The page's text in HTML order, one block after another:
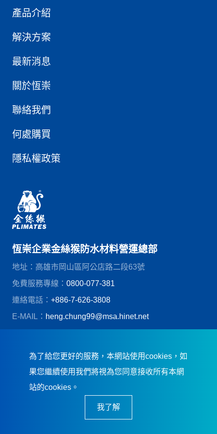
產品介紹
解決方案
最新消息
關於恆崇
聯絡我們
何處購買
隱私權政策
恆崇企業金絲猴防水材料營運總部
地址：高雄市岡山區阿公店路二段63號
免費服務專線： 0800-077-381
連絡電話： +886-7-626-3808
E-MAIL： heng.chung99@msa.hinet.net
恆崇企業．誠信踏實．卓越品質．及
為了給您更好的服務，本網站使用cookies，如
果您繼續使用我們將視為您同意接收所有本網
站的cookies。
我了解